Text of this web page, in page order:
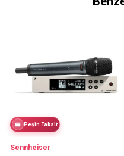
Peşin Taksit
Sennheiser